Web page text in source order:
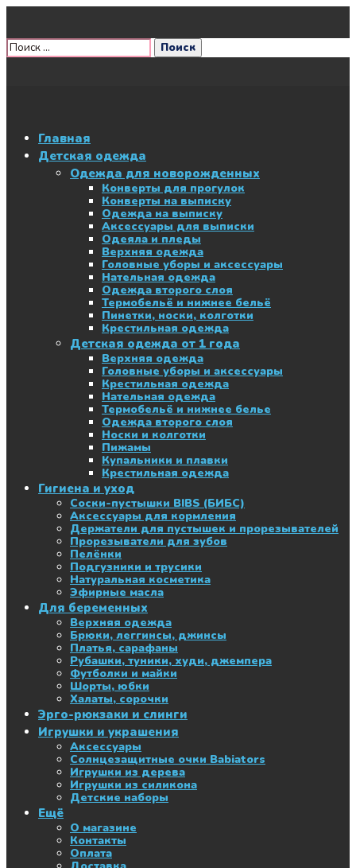
Главная
Детская одежда
Одежда для новорожденных
Конверты для прогулок
Конверты на выписку
Одежда на выписку
Аксессуары для выписки
Одеяла и пледы
Верхняя одежда
Головные уборы и аксессуары
Нательная одежда
Одежда второго слоя
Термобельё и нижнее бельё
Пинетки, носки, колготки
Крестильная одежда
Детская одежда от 1 года
Верхняя одежда
Головные уборы и аксессуары
Крестильная одежда
Нательная одежда
Термобельё и нижнее белье
Одежда второго слоя
Носки и колготки
Пижамы
Купальники и плавки
Крестильная одежда
Гигиена и уход
Соски-пустышки BIBS (БИБС)
Аксессуары для кормления
Держатели для пустышек и прорезывателей
Прорезыватели для зубов
Пелёнки
Подгузники и трусики
Натуральная косметика
Эфирные масла
Для беременных
Верхняя одежда
Брюки, леггинсы, джинсы
Платья, сарафаны
Рубашки, туники, худи, джемпера
Футболки и майки
Шорты, юбки
Халаты, сорочки
Эрго-рюкзаки и слинги
Игрушки и украшения
Аксессуары
Солнцезащитные очки Babiators
Игрушки из дерева
Игрушки из силикона
Детские наборы
Ещё
О магазине
Контакты
Оплата